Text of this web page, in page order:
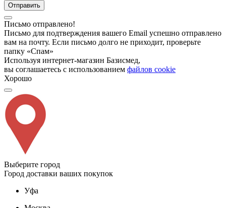
Отправить
Письмо отправлено!
Письмо для подтверждения вашего Email успешно отправлено
вам на почту. Если письмо долго не приходит, проверьте
папку «Спам»
Используя интернет-магазин Базисмед,
вы соглашаетесь с использованием файлов cookie
Хорошо
Выберите город
Город доставки ваших покупок
Уфа